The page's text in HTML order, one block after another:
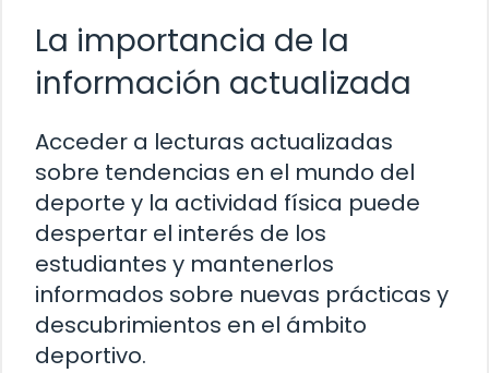
La importancia de la
información actualizada
Acceder a lecturas actualizadas
sobre tendencias en el mundo del
deporte y la actividad física puede
despertar el interés de los
estudiantes y mantenerlos
informados sobre nuevas prácticas y
descubrimientos en el ámbito
deportivo.